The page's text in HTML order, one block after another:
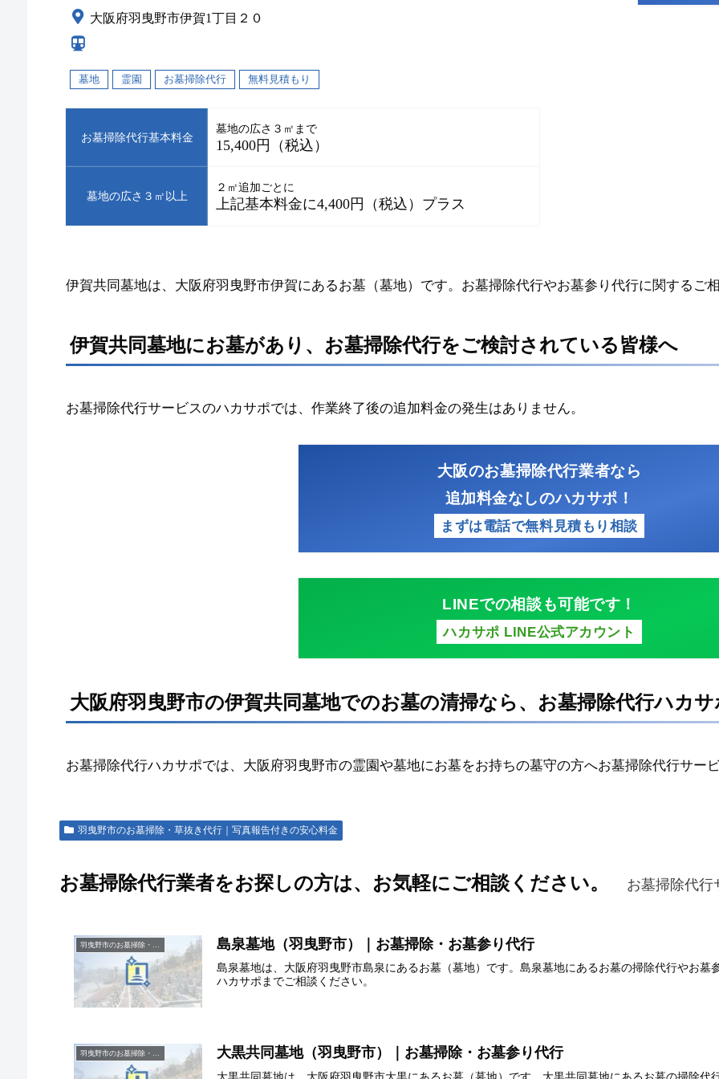
大阪府羽曳野市伊賀1丁目２０
墓地 霊園 お墓掃除代行 無料見積もり
お墓掃除代行基本料金
墓地の広さ３㎡まで
15,400円（税込）
墓地の広さ３㎡以上
２㎡追加ごとに
上記基本料金に4,400円（税込）プラス
伊賀共同墓地は、大阪府羽曳野市伊賀にあるお墓（墓地）です。お墓掃除代行やお墓参り代行に関するご
伊賀共同墓地にお墓があり、お墓掃除代行をご検討されている皆様へ
お墓掃除代行サービスのハカサポでは、作業終了後の追加料金の発生はありません。
大阪のお墓掃除代行業者なら
追加料金なしのハカサポ！
まずは電話で無料見積もり相談
LINEでの相談も可能です！
ハカサポ LINE公式アカウント
大阪府羽曳野市の伊賀共同墓地でのお墓の清掃なら、お墓掃除代行ハカサ
お墓掃除代行ハカサポでは、大阪府羽曳野市の霊園や墓地にお墓をお持ちの墓守の方へお墓掃除代行サー
羽曳野市のお墓掃除・草抜き代行｜写真報告付きの安心料金
お墓掃除代行業者をお探しの方は、お気軽にご相談ください。 お墓掃除代行
島泉墓地（羽曳野市）｜お墓掃除・お墓参り代行
島泉墓地は、大阪府羽曳野市島泉にあるお墓（墓地）です。島泉墓地にあるお墓の掃除代行やお
ハカサポまでご相談ください。
羽曳野市のお墓掃除・草抜き代行｜写真報告付きの安心料金 大黒共同墓地（羽曳野市）｜お墓掃除・お墓参り代行